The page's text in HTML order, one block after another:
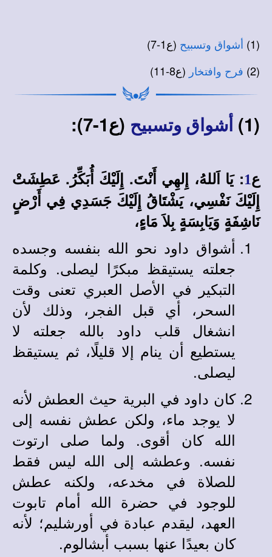
(1) أشواق وتسبيح (ع1-7)
(2)
فرح وافتخار (ع8-11)
(1) أشواق وتسبيح (ع1-7):
ع1
: يَا اَللهُ، إِلهِي أَنْتَ. إِلَيْكَ أُبَكِّرُ. عَطِشَتْ
إِلَيْكَ نَفْسِي، يَشْتَاقُ إِلَيْكَ جَسَدِي فِي أَرْضٍ
نَاشِفَةٍ وَيَابِسَةٍ بِلاَ مَاءٍ،
أشواق داود نحو الله بنفسه وجسده
جعلته يستيقظ مبكرًا ليصلى. وكلمة
التبكير في الأصل العبري تعنى وقت
السحر، أي قبل الفجر، وذلك لأن
انشغال قلب داود بالله جعلته لا
يستطيع أن ينام إلا قليلًا، ثم يستيقظ
ليصلى.
كان داود في البرية حيث العطش لأنه
لا يوجد ماء، ولكن عطش نفسه إلى
الله كان أقوى. ولما صلى ارتوت
نفسه. وعطشه إلى الله ليس فقط
للصلاة في مخدعه، ولكنه عطش
للوجود في حضرة الله أمام تابوت
العهد، ليقدم عبادة في أورشليم؛ لأنه
كان بعيدًا عنها بسبب أبشالوم.